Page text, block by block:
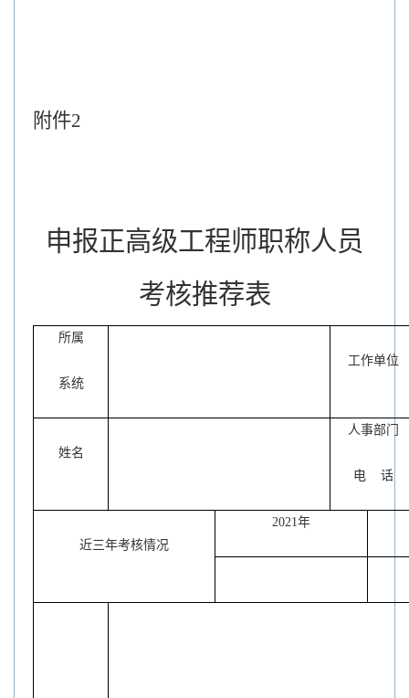
附件2
申报正高级工程师职称人员
考核推荐表
所属
系统
工作单位
姓名
人事部门
电 话
近三年考核情况
2021年